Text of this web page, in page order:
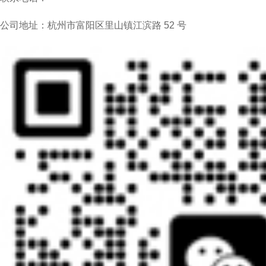
公司地址：杭州市富阳区里山镇江滨路 52 号